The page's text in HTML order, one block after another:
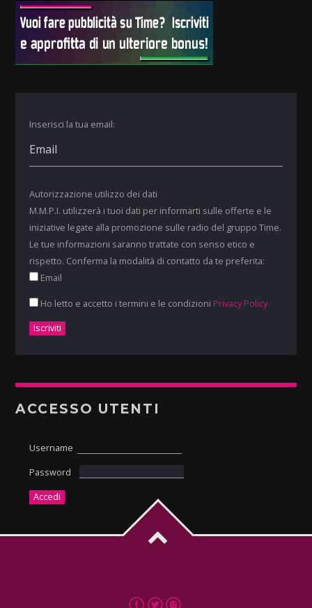
Inserisci la tua email:
Autorizzazione utilizzo dei dati
M.M.P.I. utilizzerà i tuoi dati per informarti sulle offerte e le
iniziative legate alla promozione sulle radio del gruppo Time.
Le tue informazioni saranno trattate con senso etico e
rispetto. Conferma la modalità di contatto da te preferita:
Email
Ho letto e accetto i termini e le condizioni Privacy Policy
ACCESSO UTENTI
Username
Password